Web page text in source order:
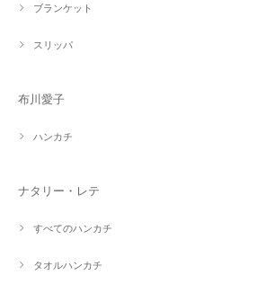
ブランケット
スリッパ
布川愛子
ハンカチ
ナタリー・レテ
すべてのハンカチ
タオルハンカチ